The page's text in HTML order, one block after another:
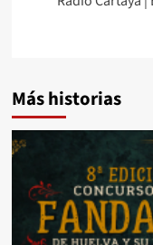
Más historias